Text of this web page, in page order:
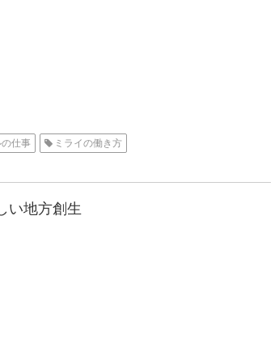
仕事 ミライの働き方
い地方創生